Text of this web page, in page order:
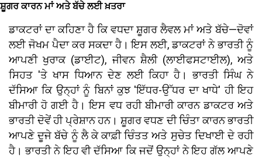
ਸ਼ੂਗਰ ਕਾਰਨ ਮਾਂ ਅਤੇ ਬੱਚੇ ਲਈ ਖ਼ਤਰਾ
ਡਾਕਟਰਾਂ ਦਾ ਕਹਿਣਾ ਹੈ ਕਿ ਵਧਦਾ ਸ਼ੂਗਰ ਲੈਵਲ ਮਾਂ ਅਤੇ ਬੱਚੇ—ਦੋਵਾਂ
ਲਈ ਜੋਖਮ ਪੈਦਾ ਕਰ ਸਕਦਾ ਹੈ। ਇਸ ਲਈ, ਡਾਕਟਰਾਂ ਨੇ ਭਾਰਤੀ ਨੂੰ
ਆਪਣੀ ਖੁਰਾਕ (ਡਾਈਟ), ਜੀਵਨ ਸ਼ੈਲੀ (ਲਾਈਫਸਟਾਈਲ), ਅਤੇ
ਸਿਹਤ 'ਤੇ ਖਾਸ ਧਿਆਨ ਦੇਣ ਲਈ ਕਿਹਾ ਹੈ। ਭਾਰਤੀ ਸਿੰਘ ਨੇ
ਦੱਸਿਆ ਕਿ ਉਨ੍ਹਾਂ ਨੂੰ ਬਿਨਾਂ ਕੁਝ 'ਇੱਧਰ-ਉੱਧਰ ਦਾ ਖਾਧੇ' ਹੀ ਇਹ
ਬੀਮਾਰੀ ਹੋ ਗਈ ਹੈ। ਇਸ ਵਧ ਰਹੀ ਬੀਮਾਰੀ ਕਾਰਨ ਡਾਕਟਰ ਅਤੇ
ਭਾਰਤੀ ਦੋਵੇਂ ਹੀ ਪ੍ਰੇਸ਼ਾਨ ਹਨ। ਸ਼ੂਗਰ ਵਧਣ ਦੀ ਚਿੰਤਾ ਕਾਰਨ ਭਾਰਤੀ
ਆਪਣੇ ਦੂਜੇ ਬੱਚੇ ਨੂੰ ਲੈ ਕੇ ਕਾਫ਼ੀ ਚਿੰਤਤ ਅਤੇ ਸੁਚੇਤ ਦਿਖਾਈ ਦੇ ਰਹੀ
ਹੈ। ਭਾਰਤੀ ਨੇ ਇਹ ਵੀ ਦੱਸਿਆ ਕਿ ਜਦੋਂ ਉਨ੍ਹਾਂ ਨੇ ਇਹ ਗੱਲ ਆਪਣੇ